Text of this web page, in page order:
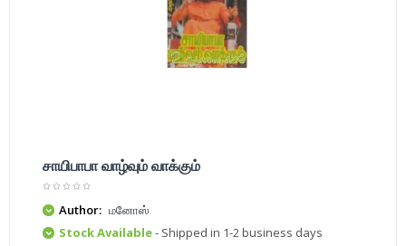
சாயிபாபா வாழ்வும் வாக்கும்
Author: மனோஸ்
Stock Available- Shipped in 1-2 business days